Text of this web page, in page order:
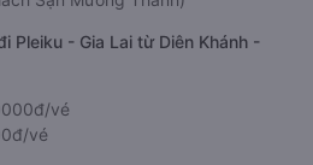
Pleiku - Gia Lai từ Diên Khánh -
vé
vé